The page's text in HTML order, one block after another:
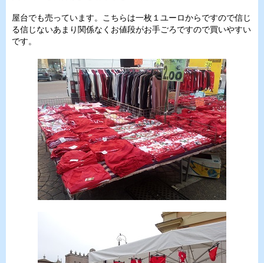
屋台でも売っています。こちらは一枚１ユーロからですので信じ
る信じないあまり関係なくお値段がお手ごろですので買いやすい
です。